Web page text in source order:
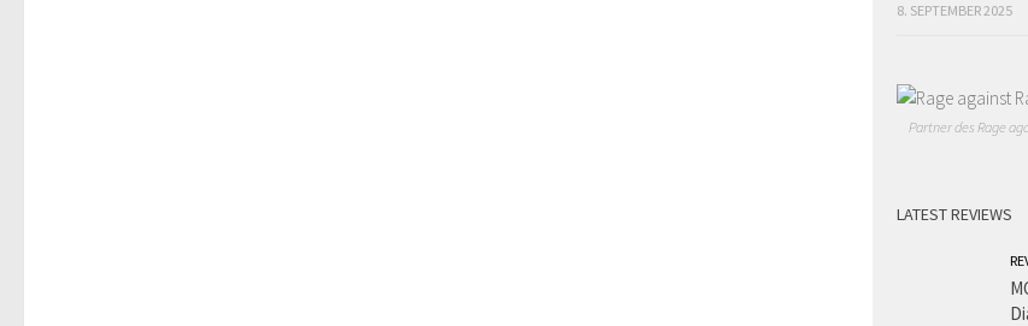
8. SEPTEMBER 2025
Partner des Rage
LATEST REVIEWS